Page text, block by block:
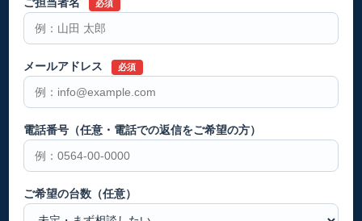
必須
メールアドレス 必須
電話番号（任意・電話での返信をご希望の方）
ご希望の台数（任意）